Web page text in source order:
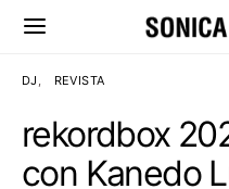
DJ REVISTA
rekordbox
con Kanedo